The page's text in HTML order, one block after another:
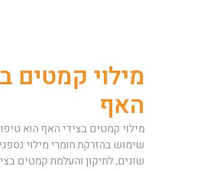
מילוי קמטים
האף
מילוי קמטים בצידי האף הוא
שימוש בהזרקת חומרי מילוי
שונים, לתיקון והעלמת קמטים